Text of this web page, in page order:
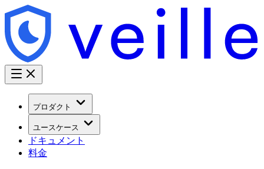
プロダクト
ユースケース
ドキュメント
料金